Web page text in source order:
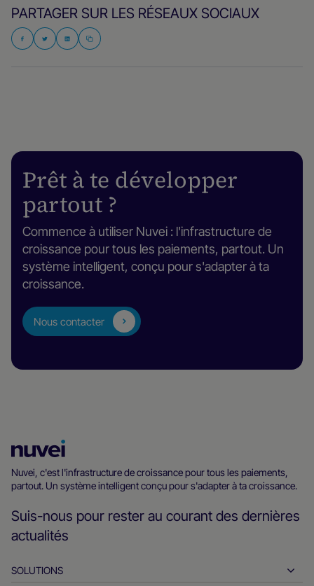
PARTAGER SUR LES RÉSEAUX SOCIAUX
Prêt à te développer
partout ?
Commence à utiliser Nuvei : l'infrastructure de
croissance pour tous les paiements, partout. Un
système intelligent, conçu pour s'adapter à ta
croissance.
Nous contacter
d’accueil
Nuvei
Nuvei, c'est l'infrastructure de croissance pour tous les paiements,
partout. Un système intelligent conçu pour s'adapter à ta croissance.
Suis-nous pour rester au courant des dernières
actualités
SOLUTIONS